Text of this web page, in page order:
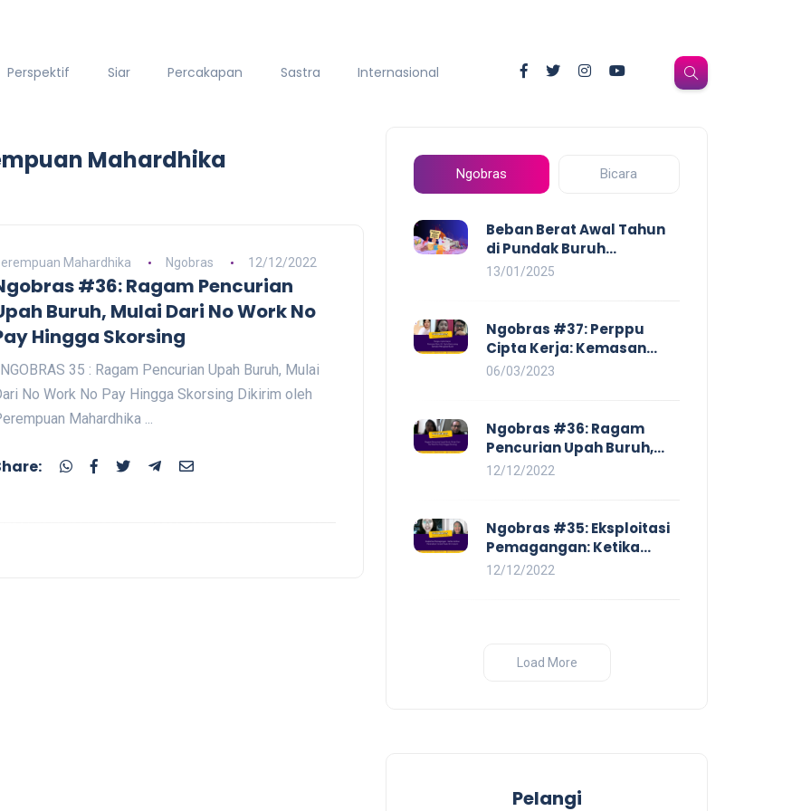
Perspektif Siar Percakapan Sastra Internasional
Mahardhika
Mahardhika Ngobras 12/12/2022
#36: Ragam Pencurian
Buruh, Mulai Dari No Work No
Hingga Skorsing
35 : Ragam Pencurian Upah Buruh, Mulai
No Work No Pay Hingga Skorsing Dikirim oleh
Mahardhika ...
Ngobras Bicara
Beban Berat Awal Tahun
di Pundak Buruh
Perempuan: Kenaikan
Membayangi dan
Eksploitasi di Dunia Kerja
13/01/2025
Ngobras #37: Perppu
Cipta Kerja: Kemasan
Baru UU Cipta Kerja yang
06/03/2023
Ngobras #36: Ragam
Pencurian Upah Buruh,
Mulai Dari No Work No Pay
12/12/2022
Ngobras #35: Eksploitasi
Pemagangan: Ketika
Instituasi Pendidikan
12/12/2022
Load More
Pelangi